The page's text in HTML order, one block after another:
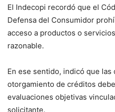
El Indecopi recordó que el
Defensa del Consumidor
acceso a productos o
razonable.
En ese sentido, indicó que
otorgamiento de créditos
evaluaciones objetivas
solicitante.